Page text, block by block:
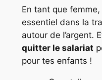
En tant que
essentiel dans la
autour de l’argent.
quitter le salariat
pour tes enfants !